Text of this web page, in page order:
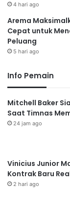
4 hari ago
Arema
Cepat untuk
Peluang
5 hari ago
Info Pemain
Mitchell Baker
Saat Timnas
24 jam ago
Vinicius Junior
Kontrak Baru
2 hari ago